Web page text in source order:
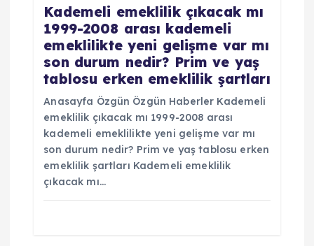
Kademeli emeklilik çıkacak mı
1999-2008 arası kademeli
emeklilikte yeni gelişme var mı
son durum nedir? Prim ve yaş
tablosu erken emeklilik şartları
Anasayfa Özgün Özgün Haberler Kademeli
emeklilik çıkacak mı 1999-2008 arası
kademeli emeklilikte yeni gelişme var mı
son durum nedir? Prim ve yaş tablosu erken
emeklilik şartları Kademeli emeklilik
çıkacak mı…